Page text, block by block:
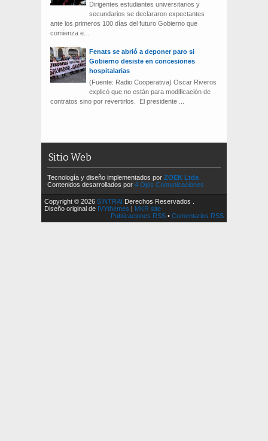
Dirigentes estudiantes universitarios y
secundarios se declararon expectantes
ante los primeros 100 días del futuro Gobierno que
comienza e...
Fenats se abrió a deponer paro si
Gobierno desiste en concesiones
hospitalarias
(Fuente: Radio Cooperativa) Oscar Riveros
explicó que no están para modificación de
contratos sino por revertirlos. El presidente ...
Sitio Web
Tecnología y diseño implementados por ZOEK Ltda
Contenidos desarrollados por 4 Ojos Comunicaciones
Copyright © 2026 SINTRAI
Derechos Reservados .
Diseño original de IVYthemes
MKR site
Publicaciones RSS • Comentarios RSS